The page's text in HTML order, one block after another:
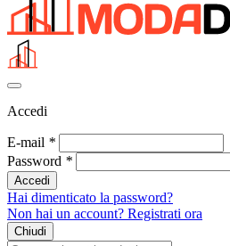
Accedi
E-mail *
Password *
Accedi
Hai dimenticato la password?
Non hai un account? Registrati ora
Chiudi